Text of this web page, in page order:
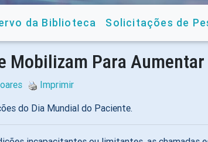
da Biblioteca Solicitações de
Mobilizam Para
Imprimir
do Dia Mundial do Paciente.